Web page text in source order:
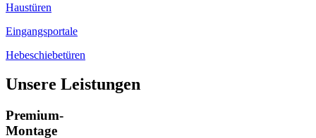
Haustüren
Eingangsportale
Hebeschiebetüren
Unsere Leistungen
Premium-
Montage